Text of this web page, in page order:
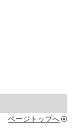
ページトップへ